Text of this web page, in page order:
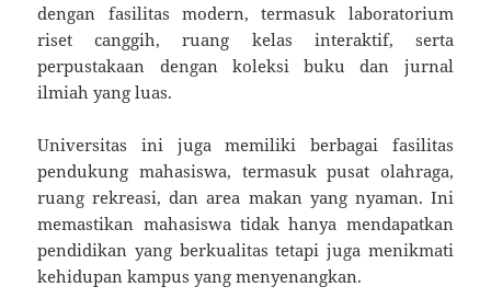
dengan fasilitas modern, termasuk laboratorium
riset canggih, ruang kelas interaktif, serta
perpustakaan dengan koleksi buku dan jurnal
ilmiah yang luas.
Universitas ini juga memiliki berbagai fasilitas
pendukung mahasiswa, termasuk pusat olahraga,
ruang rekreasi, dan area makan yang nyaman. Ini
memastikan mahasiswa tidak hanya mendapatkan
pendidikan yang berkualitas tetapi juga menikmati
kehidupan kampus yang menyenangkan.